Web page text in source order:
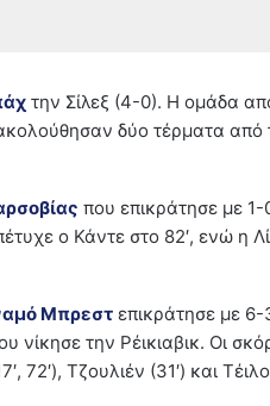
την Σίλεξ (4-0). Η ομάδα
δύο τέρματα από
που επικράτησε με 1-
ο Κάντε στο 82′, ενώ η
Μπρεστ επικράτησε με
νίκησε την Ρέικιαβικ. Οι
72′), Τζουλιέν (31′) και